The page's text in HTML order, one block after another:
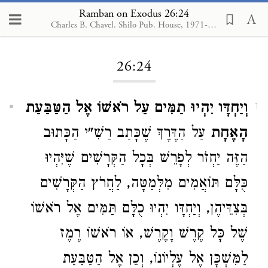
Ramban on Exodus 26:24
Charles B. Chavel. Shilo Pub. House, 1971-1976
Loading...
26:24
1
וְיַחְדָּו יִהְיוּ תַמִּים עַל רֹאשׁוֹ אֶל הַטַּבַּעַת
הָאֶחָת עַל הַדֶּרֶךְ שֶׁכָּתַב רַשִׁ"י הַכָּתוּב
הַזֶּה יַחְזֹר לְפָרֵשׁ בְּכָל הַקְּרָשִׁים שֶׁיִּהְיוּ
כֻּלָּם תּוֹאֲמִים מִלְּמַטָּה, לַחֲרֹץ הַקְּרָשִׁים
בְּצִדֵּיהֶן, וְיַחְדָּו יִהְיוּ כֻלָּם תַּמִּים אֶל רֹאשׁוֹ
שֶׁל כָּל קֶרֶשׁ וָקֶרֶשׁ, אוֹ רֹאשׁוֹ רֶמֶז
לַמִּשְׁכָּן אֶל עֶלְיוֹנוֹ, וְכֵן אֶל הַטַּבַּעַת